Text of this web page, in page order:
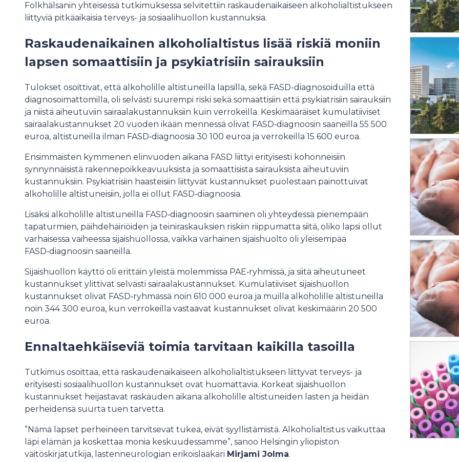
Folkhälsanin yhteisessä tutkimuksessa selvitettiin raskaudenaikaiseen alkoholialtistukseen
liittyviä pitkäaikaisia terveys- ja sosiaalihuollon kustannuksia.
Raskaudenaikainen alkoholialtistus lisää riskiä moniin
lapsen somaattisiin ja psykiatrisiin sairauksiin
Tulokset osoittivat, että alkoholille altistuneilla lapsilla, sekä FASD-diagnosoiduilla että
diagnosoimattomilla, oli selvästi suurempi riski sekä somaattisiin että psykiatrisiin sairauksiin
ja niistä aiheutuviin sairaalakustannuksiin kuin verrokeilla. Keskimääräiset kumulatiiviset
sairaalakustannukset 20 vuoden ikään mennessä olivat FASD‑diagnoosin saaneilla 55 500
euroa, altistuneilla ilman FASD‑diagnoosia 30 100 euroa ja verrokeilla 15 600 euroa.
Ensimmäisten kymmenen elinvuoden aikana FASD liittyi erityisesti kohonneisiin
synnynnäisistä rakennepoikkeavuuksista ja somaattisista sairauksista aiheutuviin
kustannuksiin. Psykiatrisiin haasteisiin liittyvät kustannukset puolestaan painottuivat
alkoholille altistuneisiin, jolla ei ollut FASD‑diagnoosia.
Lisäksi alkoholille altistuneilla FASD‑diagnoosin saaminen oli yhteydessä pienempään
tapaturmien, päihdehäiriöiden ja teiniraskauksien riskiin riippumatta siitä, oliko lapsi ollut
varhaisessa vaiheessa sijaishuollossa, vaikka varhainen sijaishuolto oli yleisempää
FASD‑diagnoosin saaneilla.
Sijaishuollon käyttö oli erittäin yleistä molemmissa PAE‑ryhmissä, ja siitä aiheutuneet
kustannukset ylittivät selvästi sairaalakustannukset. Kumulatiiviset sijaishuollon
kustannukset olivat FASD‑ryhmässä noin 610 000 euroa ja muilla alkoholille altistuneilla
noin 344 300 euroa, kun verrokeilla vastaavat kustannukset olivat keskimäärin 20 500
euroa.
Ennaltaehkäiseviä toimia tarvitaan kaikilla tasoilla
Tutkimus osoittaa, että raskaudenaikaiseen alkoholialtistukseen liittyvät terveys- ja
erityisesti sosiaalihuollon kustannukset ovat huomattavia. Korkeat sijaishuollon
kustannukset heijastavat raskauden aikana alkoholille altistuneiden lasten ja heidän
perheidensä suurta tuen tarvetta.
”Nämä lapset perheineen tarvitsevat tukea, eivät syyllistämistä. Alkoholialtistus vaikuttaa
läpi elämän ja koskettaa monia keskuudessamme”, sanoo Helsingin yliopiston
väitöskirjatutkija, lastenneurologian erikoislääkäri Mirjami Jolma.